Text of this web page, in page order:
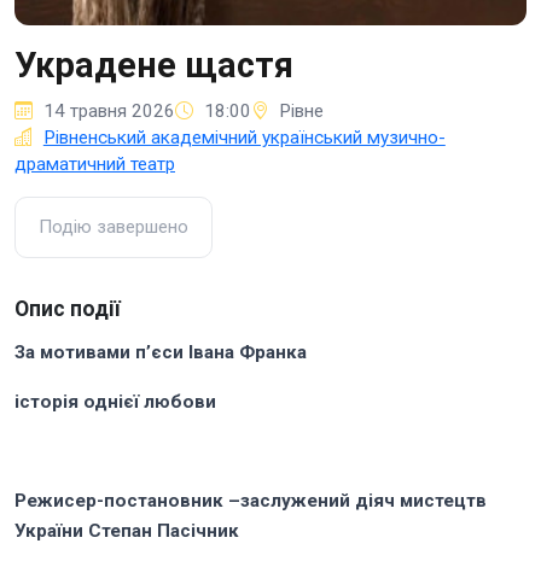
Украдене щастя
14 травня 2026 18:00
Рівне
Рівненський академічний український музично-
драматичний театр
Подію завершено
Опис події
За мотивами п’єси Івана Франка
історія однієї любови
Режисер-постановник –заслужений діяч мистецтв
України Степан Пасічник